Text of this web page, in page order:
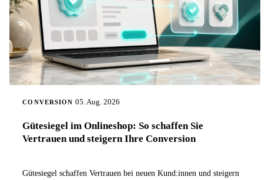
CONVERSION 05. Aug. 2026
Gütesiegel im Onlineshop: So schaffen Sie
Vertrauen und steigern Ihre Conversion
Gütesiegel schaffen Vertrauen bei neuen Kund:innen und steigern